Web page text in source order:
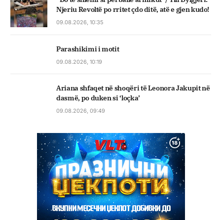
Njeriu Revoltë po rritet çdo ditë, atë e gjen kudo!
09.08.2026, 10:35
Parashikimi i motit
09.08.2026, 10:19
Ariana shfaqet në shoqëri të Leonora Jakupit në
dasmë, po duken si ‘loçka’
09.08.2026, 09:49